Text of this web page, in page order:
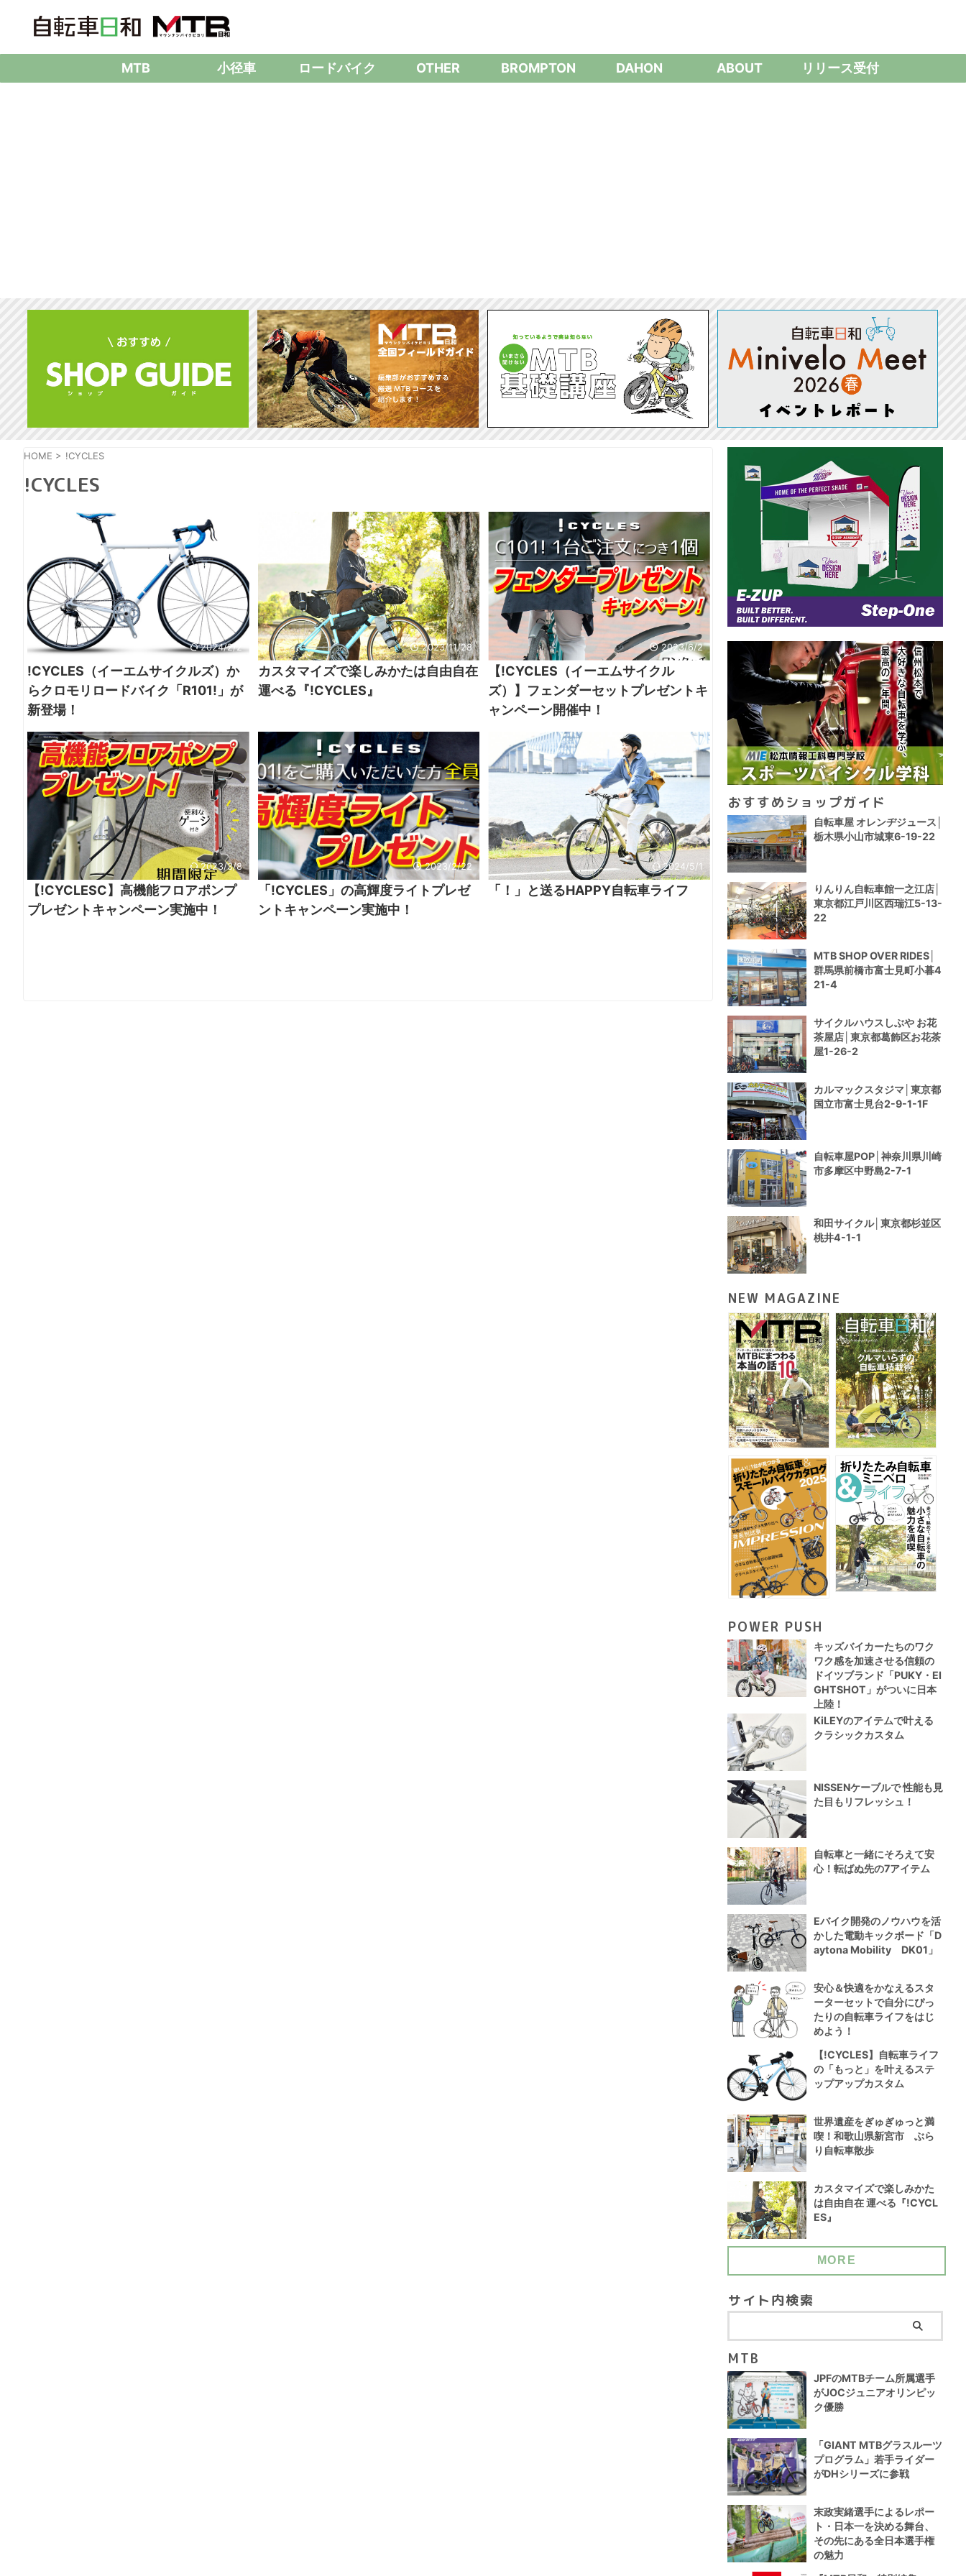
MTB 小径車 ロードバイク OTHER BROMPTON DAHON ABOUT リリース受付
HOME > !CYCLES
!CYCLES
2024/2/2
!CYCLES（イーエムサイクルズ）か
らクロモリロードバイク「R101!」が
新登場！
2023/11/28
カスタマイズで楽しみかたは自由自在
運べる『!CYCLES』
2023/6/2
【!CYCLES（イーエムサイクル
ズ）】フェンダーセットプレゼントキ
ャンペーン開催中！
2023/3/8
【!CYCLESC】高機能フロアポンプ
プレゼントキャンペーン実施中！
2023/2/22
「!CYCLES」の高輝度ライトプレゼ
ントキャンペーン実施中！
2024/5/1
「！」と送るHAPPY自転車ライフ
おすすめショップガイド
自転車屋 オレンヂジュース│
栃木県小山市城東6-19-22
りんりん自転車館一之江店│
東京都江戸川区西瑞江5-13-
22
MTB SHOP OVER RIDES│
群馬県前橋市富士見町小暮4
21-4
サイクルハウスしぶや お花
茶屋店│東京都葛飾区お花茶
屋1-26-2
カルマックスタジマ│東京都
国立市富士見台2-9-1-1F
自転車屋POP│神奈川県川崎
市多摩区中野島2-7-1
和田サイクル│東京都杉並区
桃井4-1-1
NEW MAGAZINE
POWER PUSH
キッズバイカーたちのワク
ワク感を加速させる信頼の
ドイツブランド「PUKY・EI
GHTSHOT」がついに日本
上陸！
KiLEYのアイテムで叶える
クラシックカスタム
NISSENケーブルで 性能も見
た目もリフレッシュ！
自転車と一緒にそろえて安
心！転ばぬ先の7アイテム
Eバイク開発のノウハウを活
かした電動キックボード「D
aytona Mobility DK01」
安心＆快適をかなえるスタ
ーターセットで自分にぴっ
たりの自転車ライフをはじ
めよう！
【!CYCLES】自転車ライフ
の「もっと」を叶えるステ
ップアップカスタム
世界遺産をぎゅぎゅっと満
喫！和歌山県新宮市 ぶら
り自転車散歩
カスタマイズで楽しみかた
は自由自在 運べる『!CYCL
ES』
MORE
サイト内検索
MTB
JPFのMTBチーム所属選手
がJOCジュニアオリンピッ
ク優勝
「GIANT MTBグラスルーツ
プログラム」若手ライダー
がDHシリーズに参戦
末政実緒選手によるレポー
ト・日本一を決める舞台、
その先にある全日本選手権
の魅力